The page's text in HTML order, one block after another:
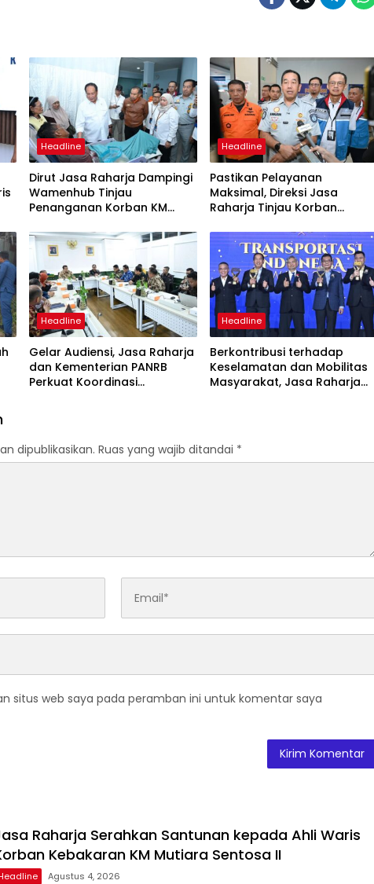
Headline
Dirut Jasa Raharja Dampingi
Wamenhub Tinjau
Penanganan Korban KM
Surabaya
Headline
Pastikan Pelayanan
Maksimal, Direksi Jasa
Raharja Tinjau Korban
Sentosa II
Headline
Gelar Audiensi, Jasa Raharja
dan Kementerian PANRB
Perkuat Koordinasi
Headline
Berkontribusi terhadap
Keselamatan dan Mobilitas
Masyarakat, Jasa Raharja
dipublikasikan. Ruas yang wajib ditandai *
situs web saya pada peramban ini untuk komentar saya
Raharja Serahkan Santunan kepada Ahli Waris
Kebakaran KM Mutiara Sentosa II
Agustus 4, 2026